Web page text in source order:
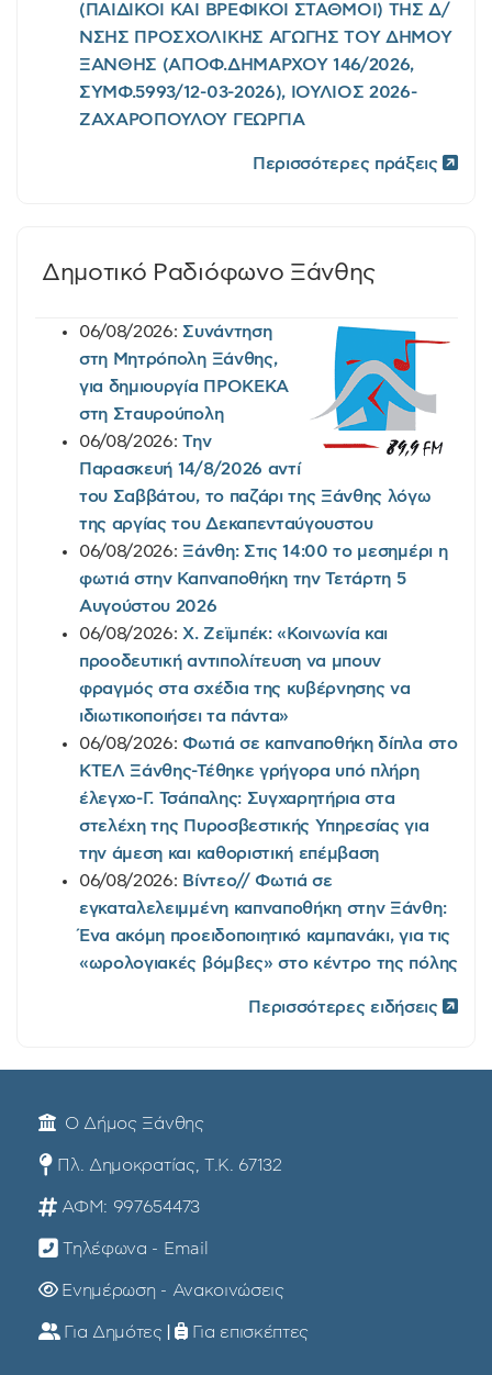
(ΠΑΙΔΙΚΟΙ ΚΑΙ ΒΡΕΦΙΚΟΙ ΣΤΑΘΜΟΙ) ΤΗΣ Δ/
ΝΣΗΣ ΠΡΟΣΧΟΛΙΚΗΣ ΑΓΩΓΗΣ ΤΟΥ ΔΗΜΟΥ
ΞΑΝΘΗΣ (ΑΠΟΦ.ΔΗΜΑΡΧΟΥ 146/2026,
ΣΥΜΦ.5993/12-03-2026), ΙΟΥΛΙΟΣ 2026-
ΖΑΧΑΡΟΠΟΥΛΟΥ ΓΕΩΡΓΙΑ
Περισσότερες πράξεις
Δημοτικό Ραδιόφωνο Ξάνθης
06/08/2026:Συνάντηση
στη Μητρόπολη Ξάνθης,
για δημιουργία ΠΡΟΚΕΚΑ
στη Σταυρούπολη
06/08/2026:Την
Παρασκευή 14/8/2026 αντί
του Σαββάτου, το παζάρι της Ξάνθης λόγω
της αργίας του Δεκαπενταύγουστου
06/08/2026:Ξάνθη: Στις 14:00 το μεσημέρι η
φωτιά στην Καπναποθήκη την Τετάρτη 5
Αυγούστου 2026
06/08/2026:Χ. Ζεϊμπέκ: «Κοινωνία και
προοδευτική αντιπολίτευση να μπουν
φραγμός στα σχέδια της κυβέρνησης να
ιδιωτικοποιήσει τα πάντα»
06/08/2026: Φωτιά σε καπναποθήκη δίπλα στο
ΚΤΕΛ Ξάνθης-Τέθηκε γρήγορα υπό πλήρη
έλεγχο-Γ. Τσάπαλης: Συγχαρητήρια στα
στελέχη της Πυροσβεστικής Υπηρεσίας για
την άμεση και καθοριστική επέμβαση
06/08/2026: Βίντεο// Φωτιά σε
εγκαταλελειμμένη καπναποθήκη στην Ξάνθη:
Ένα ακόμη προειδοποιητικό καμπανάκι, για τις
«ωρολογιακές βόμβες» στο κέντρο της πόλης
Περισσότερες ειδήσεις
Ο Δήμος Ξάνθης
Πλ. Δημοκρατίας, Τ.Κ. 67132
ΑΦΜ: 997654473
Τηλέφωνα - Email
Ενημέρωση - Ανακοινώσεις
Για Δημότες | Για επισκέπτες